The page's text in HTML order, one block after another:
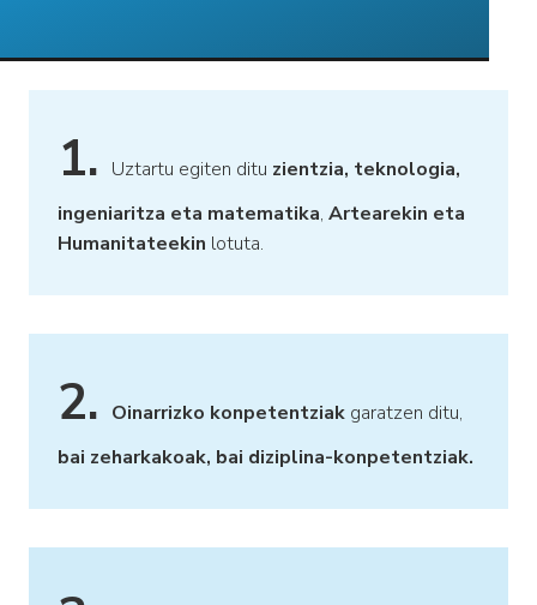
1. Uztartu egiten ditu zientzia, teknologia,
ingeniaritza eta matematika, Artearekin eta
Humanitateekin lotuta.
2. Oinarrizko konpetentziak garatzen ditu,
bai zeharkakoak, bai diziplina-konpetentziak.